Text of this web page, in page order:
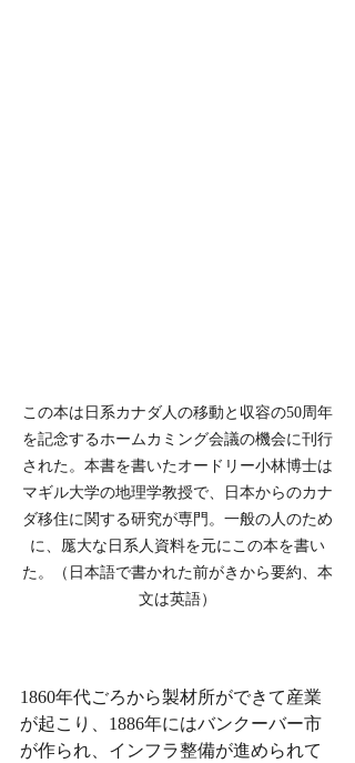
この本は日系カナダ人の移動と収容の50周年
を記念するホームカミング会議の機会に刊行
された。本書を書いたオードリー小林博士は
マギル大学の地理学教授で、日本からのカナ
ダ移住に関する研究が専門。一般の人のため
に、厖大な日系人資料を元にこの本を書い
た。（日本語で書かれた前がきから要約、本
文は英語）
1860年代ごろから製材所ができて産業
が起こり、1886年にはバンクーバー市
が作られ、インフラ整備が進められて